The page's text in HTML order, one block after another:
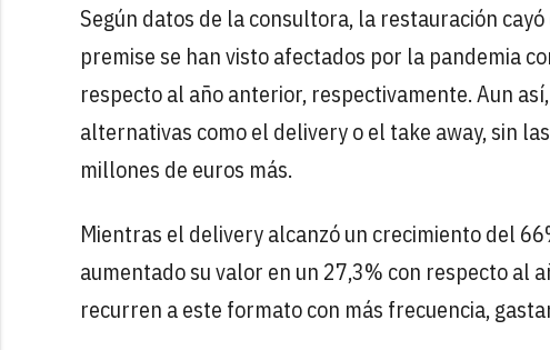
Según datos de la consultora, la restauración
premise se han visto afectados por la pandemia
respecto al año anterior, respectivamente. Aun
alternativas como el delivery o el take away, sin
millones de euros más.
Mientras el delivery alcanzó un crecimiento del
aumentado su valor en un 27,3% con respecto al
recurren a este formato con más frecuencia,